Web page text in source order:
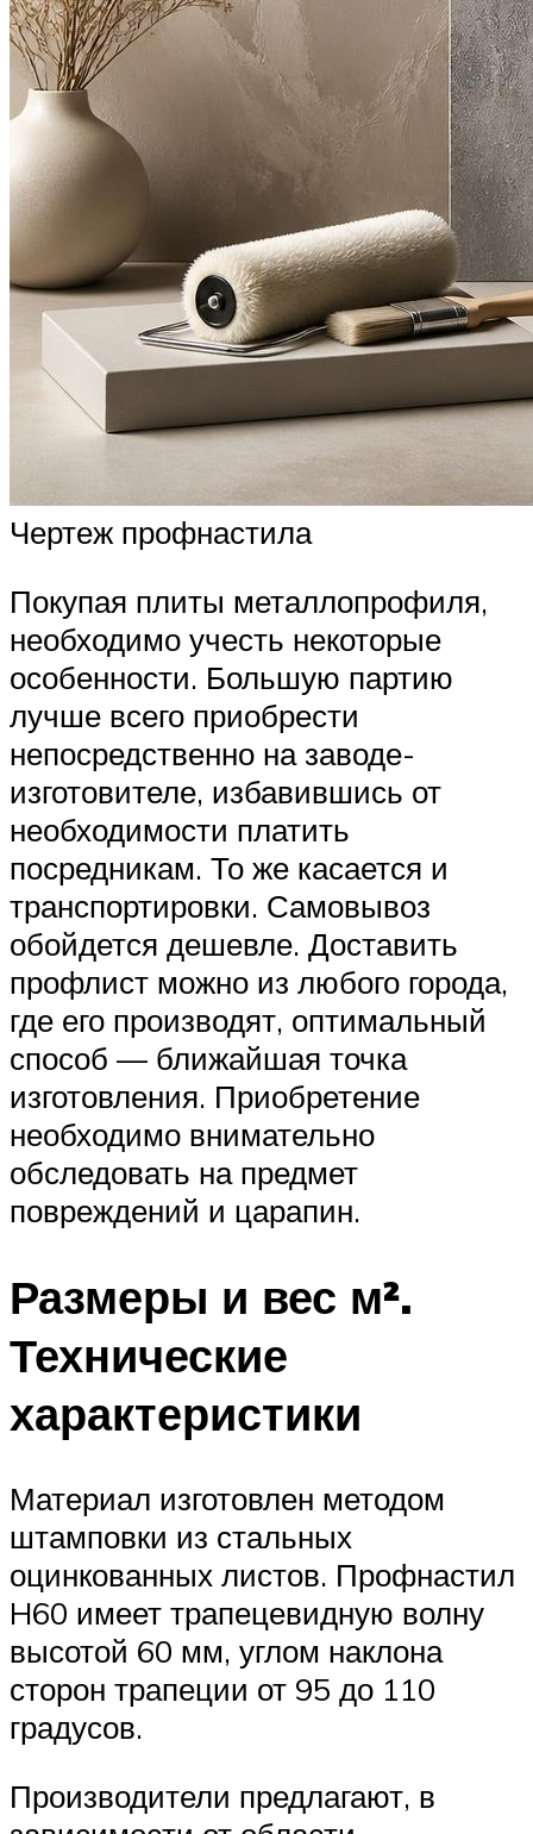
Чертеж профнастила
Покупая плиты металлопрофиля,
необходимо учесть некоторые
особенности. Большую партию
лучше всего приобрести
непосредственно на заводе-
изготовителе, избавившись от
необходимости платить
посредникам. То же касается и
транспортировки. Самовывоз
обойдется дешевле. Доставить
профлист можно из любого города,
где его производят, оптимальный
способ — ближайшая точка
изготовления. Приобретение
необходимо внимательно
обследовать на предмет
повреждений и царапин.
Размеры и вес м².
Технические
характеристики
Материал изготовлен методом
штамповки из стальных
оцинкованных листов. Профнастил
H60 имеет трапецевидную волну
высотой 60 мм, углом наклона
сторон трапеции от 95 до 110
градусов.
Производители предлагают, в